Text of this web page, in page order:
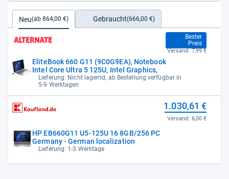
Neu(ab 864,00 €) Gebraucht(666,00 €)
EliteBook 660 G11 (9C0G9EA), Notebook
Intel Core Ultra 5 125U, Intel Graphics,
Lieferung: Nicht lagernd, ab Bestellung verfügbar in
5-9 Werktagen
Bester
Preis
864,00 €
Versand: 7,99 €
HP EB660G11 U5-125U 16 8GB/256 PC
Germany - German localization
Lieferung: 1-3 Werktage
1.030,61 €
Versand: 6,00 €